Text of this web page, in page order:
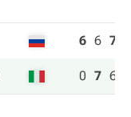
6 6 7
0 7 6